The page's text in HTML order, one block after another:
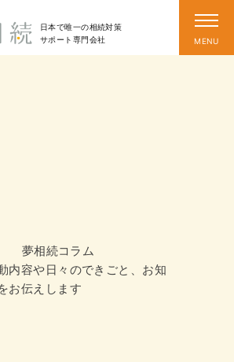
日本で唯一の相続対策
サポート 専門会社
夢相続コラム
内容や日々のできごと、お知
お伝えします